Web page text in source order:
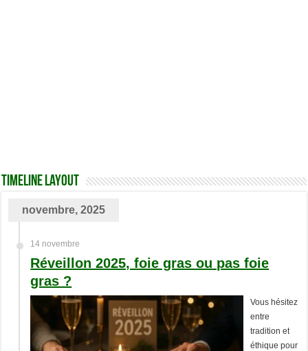
TimeLine Layout
novembre, 2025
14 novembre
Réveillon 2025, foie gras ou pas foie
gras ?
Vous hésitez
entre
tradition et
éthique pour